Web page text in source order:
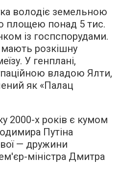
володіє земельною
площею понад 5 тис.
із госпспорудами.
розкішну
У генплані,
владою Ялти,
як «Палац
2000-х років є кумом
Путіна
— дружини
міністра Дмитра